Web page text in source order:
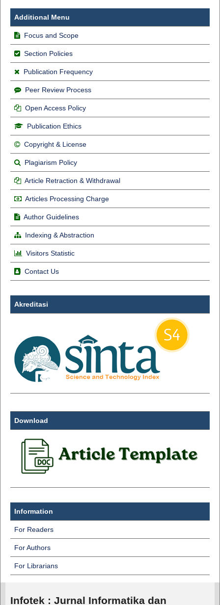
Additional Menu
Focus and Scope
Section Policies
Publication Frequency
Peer Review Process
Open Access Policy
Publication Ethics
Copyright & License
Plagiarism Policy
Article Retraction & Withdrawal
Articles Processing Charge
Author Guidelines
Indexing & Abstraction
Visitors Statistic
Contact Us
Akreditasi
Download
Information
For Readers
For Authors
For Librarians
Infotek : Jurnal Informatika dan